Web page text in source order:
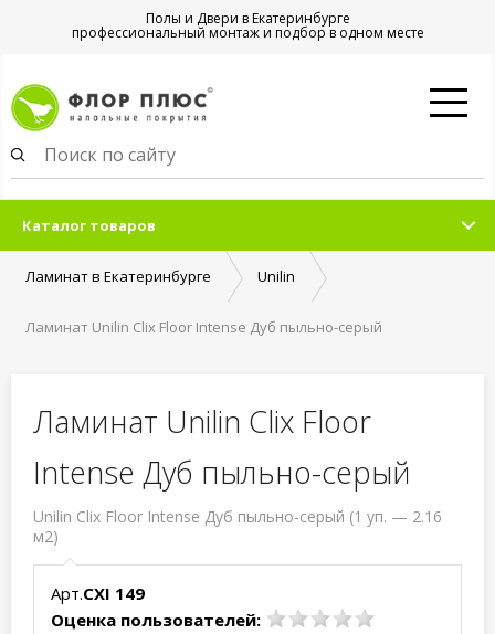
Полы и Двери в Екатеринбурге
профессиональный монтаж и подбор в одном месте
Каталог товаров
Ламинат в Екатеринбурге Unilin
Ламинат Unilin Clix Floor Intense Дуб пыльно-серый
Ламинат Unilin Clix Floor
Intense Дуб пыльно-серый
Unilin Clix Floor Intense Дуб пыльно-серый (1 уп. — 2.16
м2)
Арт.CXI 149
Оценка пользователей: